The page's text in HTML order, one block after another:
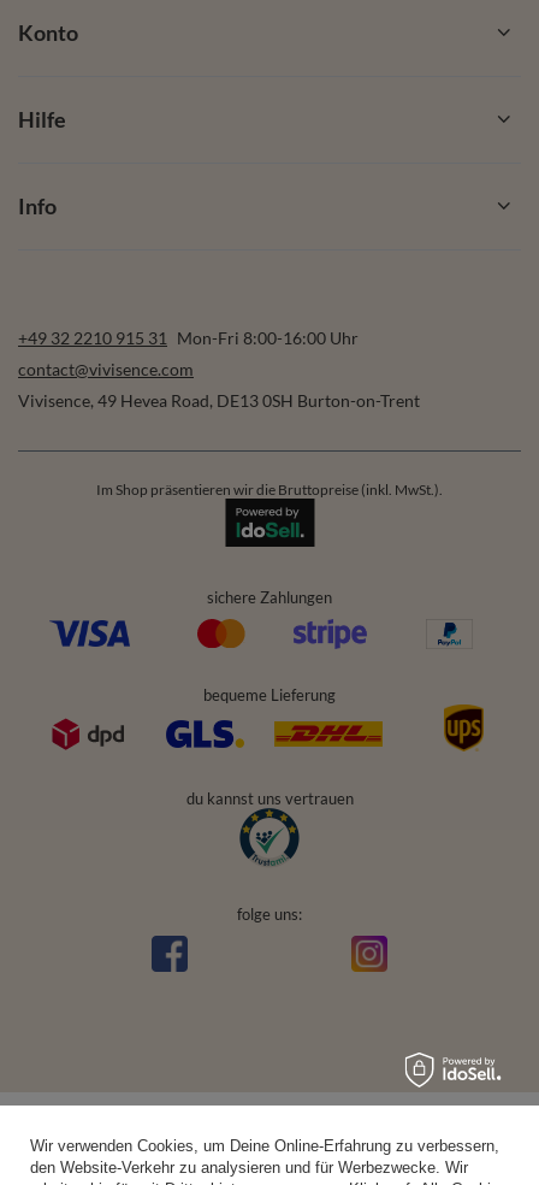
Konto
Hilfe
Info
+49 32 2210 915 31
Mon-Fri 8:00-16:00 Uhr
contact@vivisence.com
Vivisence, 49 Hevea Road, DE13 0SH Burton-on-Trent
Im Shop präsentieren wir die Bruttopreise (inkl. MwSt.).
sichere Zahlungen
bequeme Lieferung
du kannst uns vertrauen
folge uns:
Wir verwenden Cookies, um Deine Online-Erfahrung zu verbessern,
den Website-Verkehr zu analysieren und für Werbezwecke. Wir